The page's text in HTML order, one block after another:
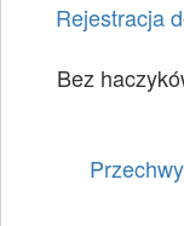
Rejestracja
Bez